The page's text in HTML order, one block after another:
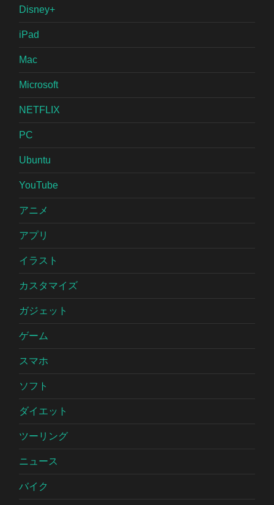
Disney+
iPad
Mac
Microsoft
NETFLIX
PC
Ubuntu
YouTube
アニメ
アプリ
イラスト
カスタマイズ
ガジェット
ゲーム
スマホ
ソフト
ダイエット
ツーリング
ニュース
バイク